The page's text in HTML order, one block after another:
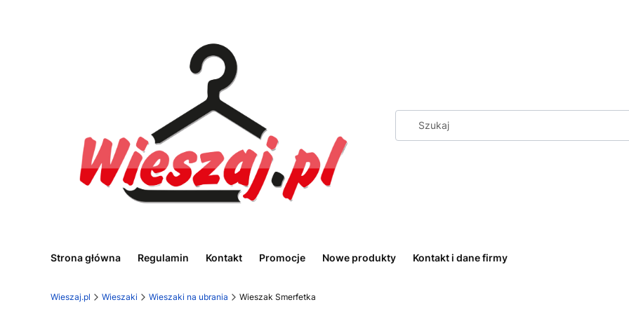
Strona główna Regulamin Kontakt Promocje Nowe produkty Kontakt i dane firmy
Wieszaj.pl Wieszaki Wieszaki na ubrania Wieszak Smerfetka